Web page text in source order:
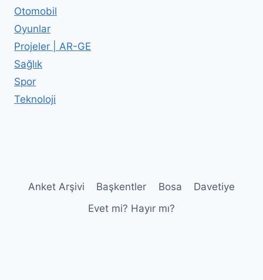
Otomobil
Oyunlar
Projeler | AR-GE
Sağlık
Spor
Teknoloji
Anket Arşivi Başkentler Bosa
Davetiye
Evet mi? Hayır mı?